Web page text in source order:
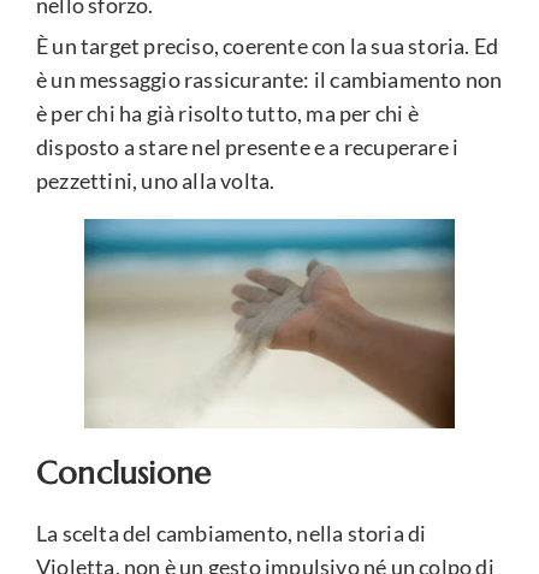
È un target preciso, coerente con la sua storia. Ed
è un messaggio rassicurante: il cambiamento non
è per chi ha già risolto tutto, ma per chi è
disposto a stare nel presente e a recuperare i
pezzettini, uno alla volta.
Conclusione
La scelta del cambiamento, nella storia di
Violetta, non è un gesto impulsivo né un colpo di